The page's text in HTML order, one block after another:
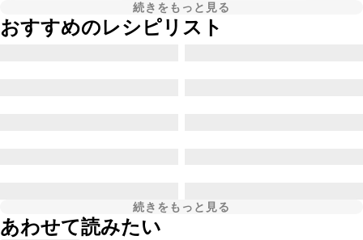
続きをもっと見る
おすすめのレシピリスト
続きをもっと見る
あわせて読みたい